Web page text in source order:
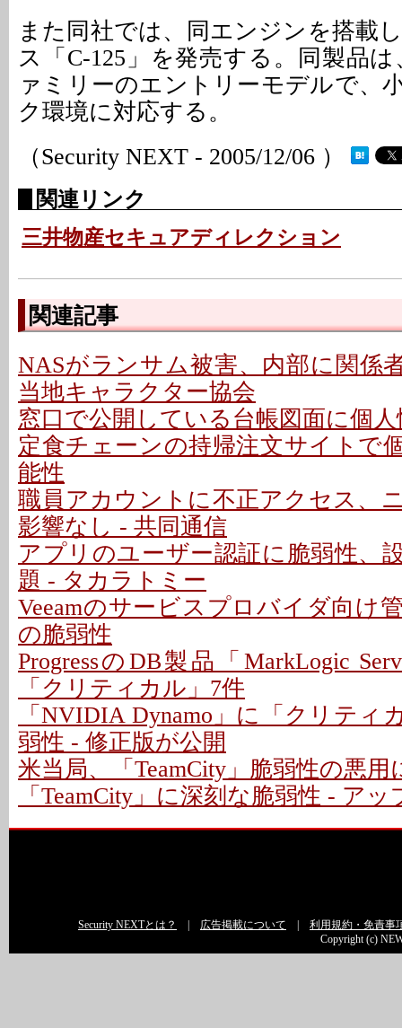
また同社では、同エンジンを搭載
ス「C-125」を発売する。同製品は
ァミリーのエントリーモデルで、
ク環境に対応する。
（Security NEXT - 2005/12/06 ）
関連リンク
三井物産セキュアディレクション
関連記事
NASがランサム被害、内部に関係
当地キャラクター協会
窓口で公開している台帳図面に個
定食チェーンの持帰注文サイトで
能性
職員アカウントに不正アクセス、
影響なし - 共同通信
アプリのユーザー認証に脆弱性、
題 - タカラトミー
Veeamのサービスプロバイダ向け
の脆弱性
ProgressのDB製品「MarkLogic
「クリティカル」7件
「NVIDIA Dynamo」に「クリティ
弱性 - 修正版が公開
米当局、「TeamCity」脆弱性の悪用
「TeamCity」に深刻な脆弱性 - ア
Security NEXTとは？ 広告掲載について
利用規約・免責事
Copyright (c)